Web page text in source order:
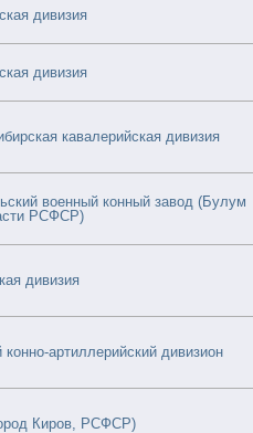
дивизия
дивизия
кавалерийская дивизия
военный конный завод (Булум
РСФСР)
дивизия
артиллерийский дивизион
Киров, РСФСР)